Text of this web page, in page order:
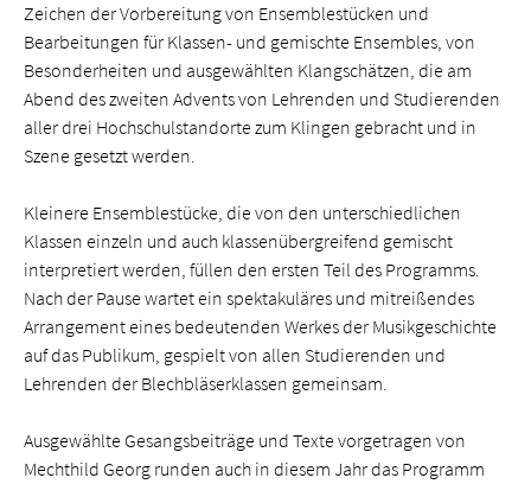
Zeichen der Vorbereitung von Ensemblestücken und
Bearbeitungen für Klassen- und gemischte Ensembles, von
Besonderheiten und ausgewählten Klangschätzen, die am
Abend des zweiten Advents von Lehrenden und Studierenden
aller drei Hochschulstandorte zum Klingen gebracht und in
Szene gesetzt werden.
Kleinere Ensemblestücke, die von den unterschiedlichen
Klassen einzeln und auch klassenübergreifend gemischt
interpretiert werden, füllen den ersten Teil des Programms.
Nach der Pause wartet ein spektakuläres und mitreißendes
Arrangement eines bedeutenden Werkes der Musikgeschichte
auf das Publikum, gespielt von allen Studierenden und
Lehrenden der Blechbläserklassen gemeinsam.
Ausgewählte Gesangsbeiträge und Texte vorgetragen von
Mechthild Georg runden auch in diesem Jahr das Programm